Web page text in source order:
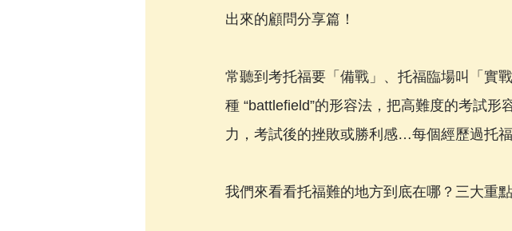
出來的顧問分享篇！
常聽到考托福要「備戰」、托福臨場叫「實
種 “battlefield”的形容法，把高難度的考試
力，考試後的挫敗或勝利感…每個經歷過托
我們來看看托福難的地方到底在哪？三大重